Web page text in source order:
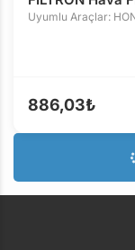
Uyumlu Araçlar:
886,03₺